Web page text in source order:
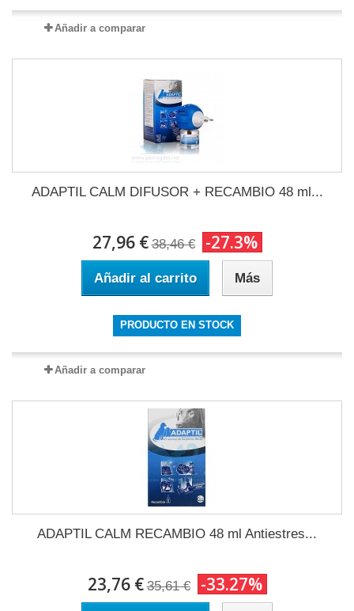
Añadir a comparar
ADAPTIL CALM DIFUSOR + RECAMBIO 48 ml...
27,96 € 38,46 € -27.3%
Añadir al carrito Más
PRODUCTO EN STOCK
Añadir a comparar
ADAPTIL CALM RECAMBIO 48 ml Antiestres...
23,76 € 35,61 € -33.27%